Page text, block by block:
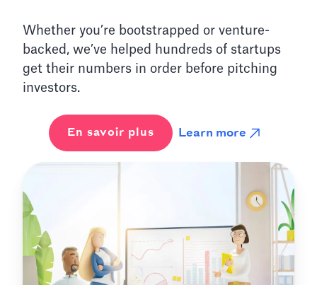
Whether you’re bootstrapped or venture-
backed, we’ve helped hundreds of startups
get their numbers in order before pitching
investors.
En savoir plus Learn more